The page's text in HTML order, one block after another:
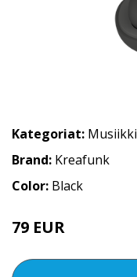
Kategoriat: Musiikki
Brand: Kreafunk
Color: Black
79 EUR